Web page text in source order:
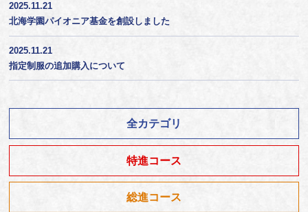
2025.11.21
北海学園パイオニア基金を創設しました
2025.11.21
指定制服の追加購入について
全カテゴリ
特進コース
総進コース